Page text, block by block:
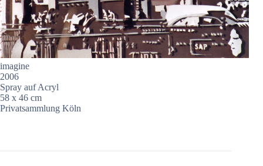
imagine
2006
Spray auf Acryl
58 x 46 cm
Privatsammlung Köln